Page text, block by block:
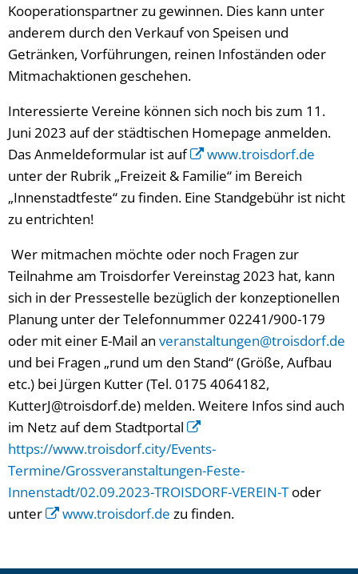
Kooperationspartner zu gewinnen. Dies kann unter
anderem durch den Verkauf von Speisen und
Getränken, Vorführungen, reinen Infoständen oder
Mitmachaktionen geschehen.
Interessierte Vereine können sich noch bis zum 11.
Juni 2023 auf der städtischen Homepage anmelden.
Das Anmeldeformular ist auf
www.troisdorf.de
unter der Rubrik „Freizeit & Familie“ im Bereich
„Innenstadtfeste“ zu finden. Eine Standgebühr ist nicht
zu entrichten!
Wer mitmachen möchte oder noch Fragen zur
Teilnahme am Troisdorfer Vereinstag 2023 hat, kann
sich in der Pressestelle bezüglich der konzeptionellen
Planung unter der Telefonnummer 02241/900-179
oder mit einer E-Mail an veranstaltungen@troisdorf.de
und bei Fragen „rund um den Stand“ (Größe, Aufbau
etc.) bei Jürgen Kutter (Tel. 0175 4064182,
KutterJ@troisdorf.de) melden. Weitere Infos sind auch
im Netz auf dem Stadtportal
https://www.troisdorf.city/Events-
Termine/Grossveranstaltungen-Feste-
Innenstadt/02.09.2023-TROISDORF-VEREIN-Toder
unter
www.troisdorf.de zu finden.